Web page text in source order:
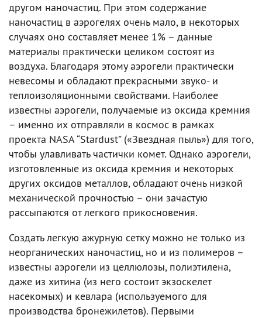
другом наночастиц. При этом содержание
наночастиц в аэрогелях очень мало, в некоторых
случаях оно составляет менее 1% – данные
материалы практически целиком состоят из
воздуха. Благодаря этому аэрогели практически
невесомы и обладают прекрасными звуко- и
теплоизоляционными свойствами. Наиболее
известны аэрогели, получаемые из оксида кремния
– именно их отправляли в космос в рамках
проекта NASA “Stardust” («Звездная пыль») для того,
чтобы улавливать частички комет. Однако аэрогели,
изготовленные из оксида кремния и некоторых
других оксидов металлов, обладают очень низкой
механической прочностью – они зачастую
рассыпаются от легкого прикосновения.
Создать легкую ажурную сетку можно не только из
неорганических наночастиц, но и из полимеров –
известны аэрогели из целлюлозы, полиэтилена,
даже из хитина (из него состоит экзоскелет
насекомых) и кевлара (используемого для
производства бронежилетов). Первыми